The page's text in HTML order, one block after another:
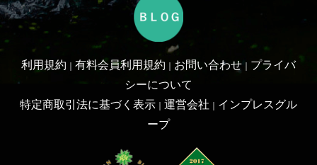
Copyright ©2016 Yama-kei Publishers co.,Ltd.
An impress Group Company. All rights reserved.